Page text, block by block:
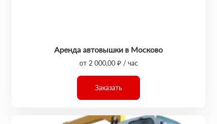
Аренда автовышки в Москово
от 2 000,00 ₽ / час
Заказать